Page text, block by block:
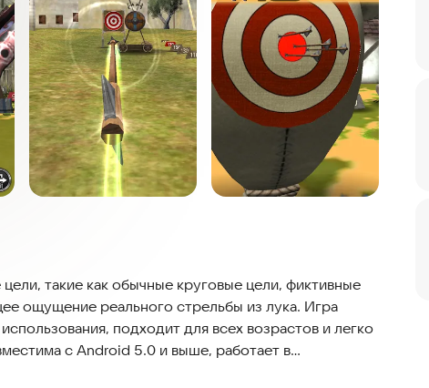
такие как обычные круговые цели, фиктивные
ощущение реального стрельбы из лука. Игра
подходит для всех возрастов и легко
с Android 5.0 и выше, работает в
Регулярные обновления обеспечивают